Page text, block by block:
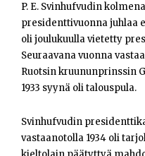
P. E. Svinhufvudin
presidenttivuonna juhlaa
oli joulukuulla vietetty
Seuraavana vuonna
Ruotsin kruununprinssin
1933 syynä oli talouspula.
Svinhufvudin
vastaanotolla 1934 oli